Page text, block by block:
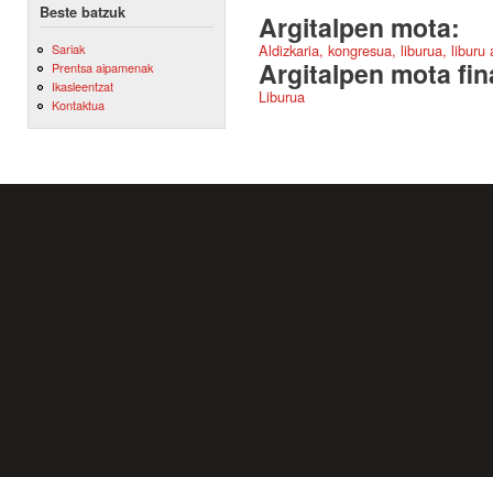
Beste batzuk
Sariak
Prentsa aipamenak
Ikasleentzat
Kontaktua
Argitalpen mota:
Aldizkaria, kongresua, liburua,
Argitalpen mota
Liburua